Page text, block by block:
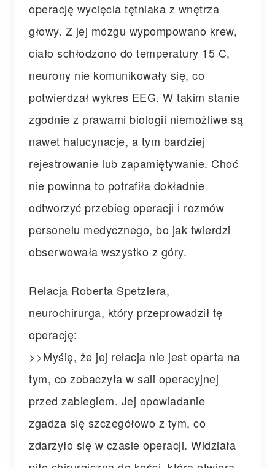
operację wycięcia tętniaka z wnętrza
głowy. Z jej mózgu wypompowano krew,
ciało schłodzono do temperatury 15 C,
neurony nie komunikowały się, co
potwierdzał wykres EEG. W takim stanie
zgodnie z prawami biologii niemożliwe są
nawet halucynacje, a tym bardziej
rejestrowanie lub zapamiętywanie. Choć
nie powinna to potrafiła dokładnie
odtworzyć przebieg operacji i rozmów
personelu medycznego, bo jak twierdzi
obserwowała wszystko z góry.
Relacja Roberta Spetzlera,
neurochirurga, który przeprowadził tę
operację:
>>Myślę, że jej relacja nie jest oparta na
tym, co zobaczyła w sali operacyjnej
przed zabiegiem. Jej opowiadanie
zgadza się szczegółowo z tym, co
zdarzyło się w czasie operacji. Widziała